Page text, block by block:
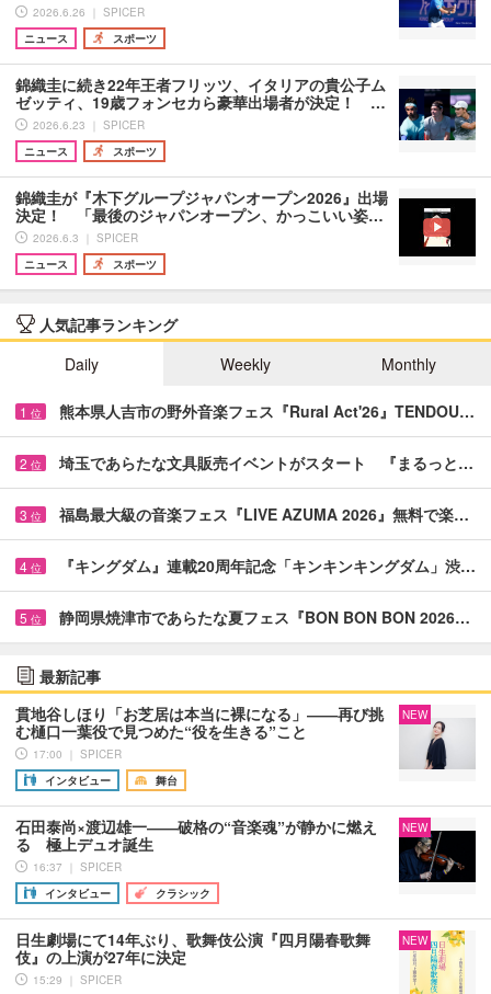
2026.6.26 ｜ SPICER
ニュース
スポーツ
錦織圭に続き22年王者フリッツ、イタリアの貴公子ム
ゼッティ、19歳フォンセカら豪華出場者が決定！ …
2026.6.23 ｜ SPICER
ニュース
スポーツ
錦織圭が『木下グループジャパンオープン2026』出場
決定！ 「最後のジャパンオープン、かっこいい姿…
2026.6.3 ｜ SPICER
ニュース
スポーツ
人気記事ランキング
Daily
Weekly Monthly
1 位 熊本県人吉市の野外音楽フェス『Rural Act'26』TENDOU…
2 位 埼玉であらたな文具販売イベントがスタート 『まるっと…
3 位 福島最大級の音楽フェス『LIVE AZUMA 2026』無料で楽…
4 位 『キングダム』連載20周年記念「キンキンキングダム」渋…
5 位 静岡県焼津市であらたな夏フェス『BON BON BON 2026…
最新記事
貫地谷しほり「お芝居は本当に裸になる」――再び挑
む樋口一葉役で見つめた“役を生きる”こと
17:00 ｜ SPICER
インタビュー
舞台
NEW
石田泰尚×渡辺雄一――破格の“音楽魂”が静かに燃え
る 極上デュオ誕生
16:37 ｜ SPICER
インタビュー
クラシック
NEW
日生劇場にて14年ぶり、歌舞伎公演『四月陽春歌舞
伎』の上演が27年に決定
15:29 ｜ SPICER
NEW